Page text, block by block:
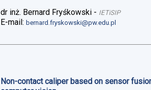
dr inż. Bernard Fryśkowski - IETiSIP
E-mail:bernard.fryskowski@pw.edu.pl
Non-contact caliper based on sensor